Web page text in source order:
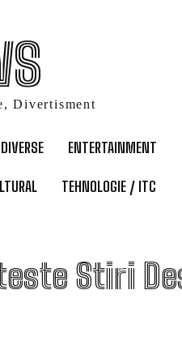
Divertisment
DIVERSE ENTERTAINMENT
TEHNOLOGIE / ITC
Stiri